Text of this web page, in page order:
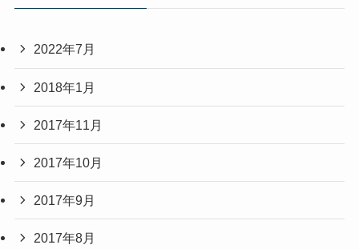
2022年7月
2018年1月
2017年11月
2017年10月
2017年9月
2017年8月